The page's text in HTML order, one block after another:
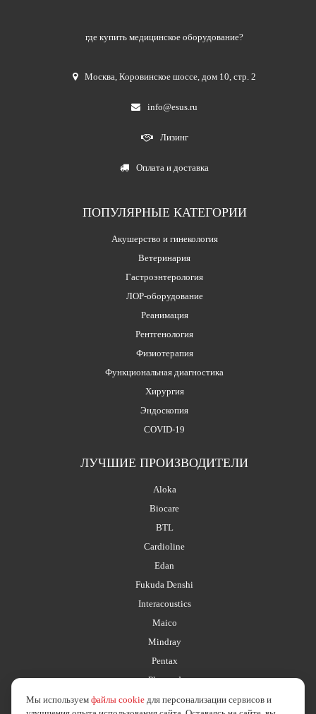
где купить медицинское оборудование?
Москва,Коровинское шоссе, дом 10, стр. 2
info@esus.ru
Лизинг
Оплата и доставка
ПОПУЛЯРНЫЕ КАТЕГОРИИ
Акушерство и гинекология
Ветеринария
Гастроэнтерология
ЛОР-оборудование
Реанимация
Рентгенология
Физиотерапия
Функциональная диагностика
Хирургия
Эндоскопия
COVID-19
ЛУЧШИЕ ПРОИЗВОДИТЕЛИ
Aloka
Biocare
BTL
Cardioline
Edan
Fukuda Denshi
Interacoustics
Maico
Mindray
Pentax
Planmed
Мы используем файлы cookie для персонализации сервисов и